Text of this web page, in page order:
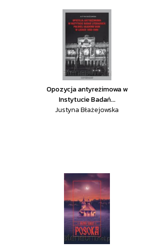
Opozycja antyreżimowa w
Instytucie Badań...
Justyna Błażejowska